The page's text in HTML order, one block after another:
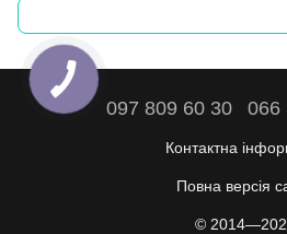
097 809 60 30 066
Контактна
Повна версія
©